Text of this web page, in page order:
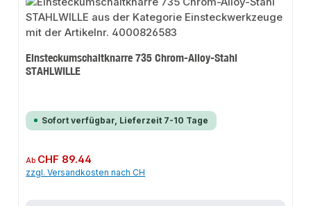
Einsteckumschaltknarre 735 Chrom-Alloy-Stahl
STAHLWILLE
Sofort verfügbar, Lieferzeit 7-10 Tage
Regulärer Preis:
Ab CHF 89.44
zzgl. Versandkosten nach CH